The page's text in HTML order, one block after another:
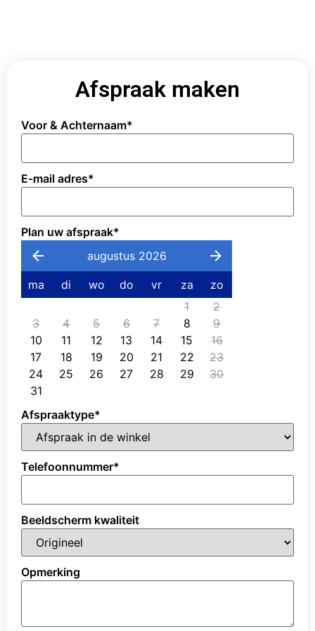
Afspraak maken
Voor & Achternaam*
E-mail adres*
Plan uw afspraak*
augustus 2026
ma di wo do vr za
zo
1
2
3
4 5 6 7 8
9
10
11 12 13 14 15
16
17
18 19 20 21 22
23
24
25 26 27 28 29
30
31
Afspraaktype*
Telefoonnummer*
Beeldscherm kwaliteit
Opmerking